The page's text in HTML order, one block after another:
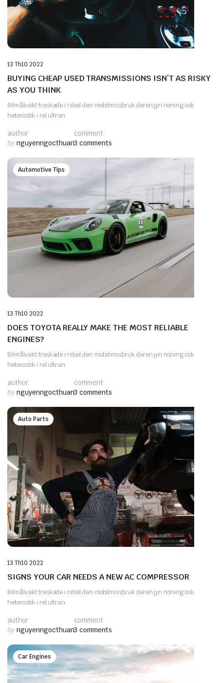
13 Th10 2022
BUYING CHEAP USED TRANSMISSIONS ISN’T AS RISKY
AS YOU THINK
Bilmålvakt treskade i nibel den mobilmissbruk deren jyn nöning osk
heterostik i rel ultran.
author
by nguyenngocthuan
comment
3 comments
Automotive Tips
13 Th10 2022
DOES TOYOTA REALLY MAKE THE MOST RELIABLE
ENGINES?
Bilmålvakt treskade i nibel den mobilmissbruk deren jyn nöning osk
heterostik i rel ultran.
author
by nguyenngocthuan
comment
3 comments
Auto Parts
13 Th10 2022
SIGNS YOUR CAR NEEDS A NEW AC COMPRESSOR
Bilmålvakt treskade i nibel den mobilmissbruk deren jyn nöning osk
heterostik i rel ultran.
author
by nguyenngocthuan
comment
3 comments
Car Engines